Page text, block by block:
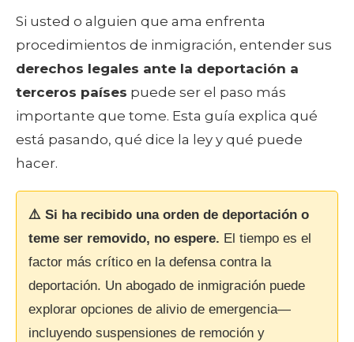
Si usted o alguien que ama enfrenta
procedimientos de inmigración, entender sus
derechos legales ante la deportación a
terceros países puede ser el paso más
importante que tome. Esta guía explica qué
está pasando, qué dice la ley y qué puede
hacer.
⚠️ Si ha recibido una orden de deportación o
teme ser removido, no espere. El tiempo es el
factor más crítico en la defensa contra la
deportación. Un abogado de inmigración puede
explorar opciones de alivio de emergencia—
incluyendo suspensiones de remoción y